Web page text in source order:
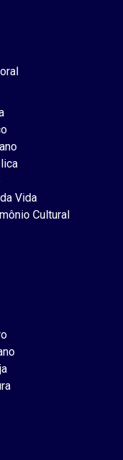
Vida
Cultural